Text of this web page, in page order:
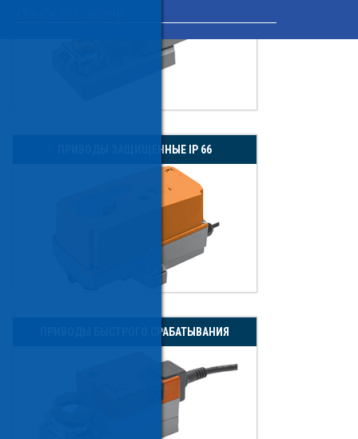
ПРИВОДЫ ЗАЩИЩЕННЫЕ IP 66
ПРИВОДЫ БЫСТРОГО СРАБАТЫВАНИЯ